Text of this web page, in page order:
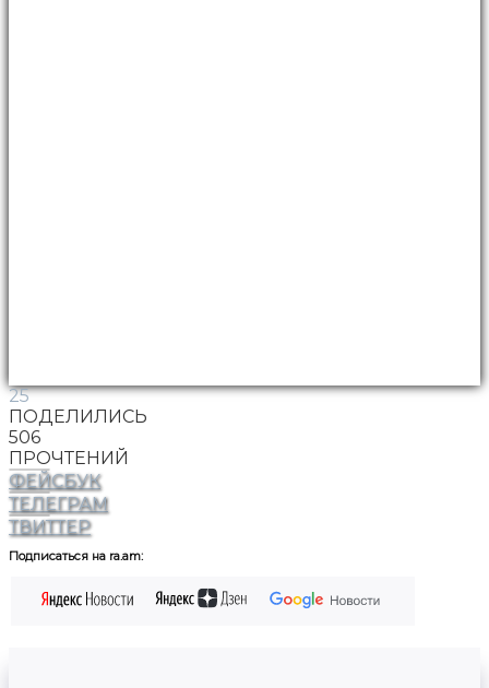
25
ПОДЕЛИЛИСЬ
506
ПРОЧТЕНИЙ
ФЕЙСБУК
ТЕЛЕГРАМ
ТВИТТЕР
Подписаться на ra.am: